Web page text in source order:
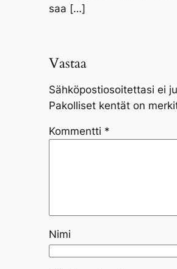
saa […]
Vastaa
Sähköpostiosoitettasi ei
Pakolliset kentät on
Kommentti *
Nimi